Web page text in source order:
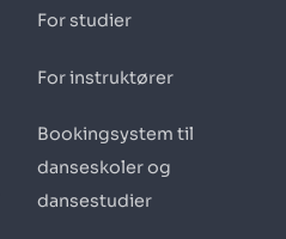
For studier
For instruktører
Bookingsystem til
danseskoler og
dansestudier